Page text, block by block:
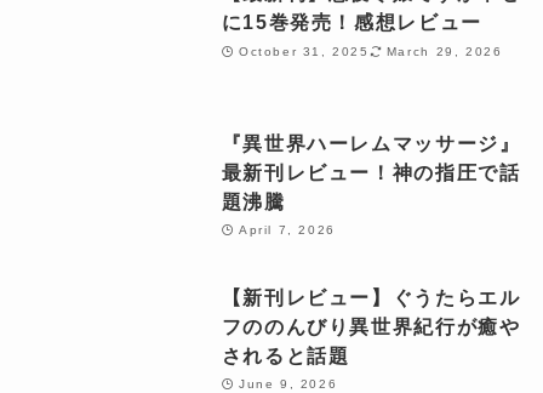
に15巻発売！感想レビュー
October 31, 2025 March 29, 2026
『異世界ハーレムマッサージ』
最新刊レビュー！神の指圧で話
題沸騰
April 7, 2026
【新刊レビュー】ぐうたらエル
フののんびり異世界紀行が癒や
されると話題
June 9, 2026